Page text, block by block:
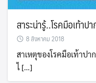
สาระน่ารู้..โรคมือเท้าป
8 สิงหาคม 2018
สาเหตุของโรคมือเท้าปา
ไ […]